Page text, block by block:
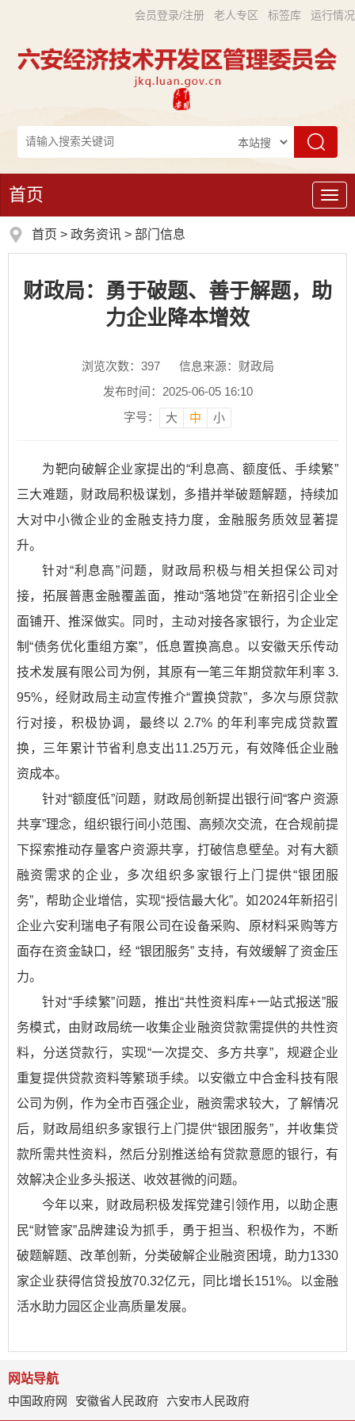
会员登录/注册 老人专区 标签库 运行情况
导
航
首页
首页 > 政务资讯 > 部门信息
财政局：勇于破题、善于解题，助
力企业降本增效
浏览次数： 397
信息来源：财政局
发布时间：2025-06-05 16:10
字号：
大 中 小
为靶向破解企业家提出的“利息高、额度低、手续繁”
三大难题，财政局积极谋划，多措并举破题解题，持续加
大对中小微企业的金融支持力度，金融服务质效显著提
升。​
针对“利息高”问题，财政局积极与相关担保公司对
接，拓展普惠金融覆盖面，推动“落地贷”在新招引企业全
面铺开、推深做实。同时，主动对接各家银行，为企业定
制“债务优化重组方案”，低息置换高息。以安徽天乐传动
技术发展有限公司为例，其原有一笔三年期贷款年利率 3.
95%，经财政局主动宣传推介“置换贷款”，多次与原贷款
行对接，积极协调，最终以 2.7% 的年利率完成贷款置
换，三年累计节省利息支出11.25万元，有效降低企业融
资成本。
针对“额度低”问题，财政局创新提出银行间“客户资源
共享”理念，组织银行间小范围、高频次交流，在合规前提
下探索推动存量客户资源共享，打破信息壁垒。对有大额
融资需求的企业，多次组织多家银行上门提供“银团服
务”，帮助企业增信，实现“授信最大化”。如2024年新招引
企业六安利瑞电子有限公司在设备采购、原材料采购等方
面存在资金缺口，经 “银团服务” 支持，有效缓解了资金压
力。
针对“手续繁”问题，推出“共性资料库+一站式报送”服
务模式，由财政局统一收集企业融资贷款需提供的共性资
料，分送贷款行，实现“一次提交、多方共享”，规避企业
重复提供贷款资料等繁琐手续。以安徽立中合金科技有限
公司为例，作为全市百强企业，融资需求较大，了解情况
后，财政局组织多家银行上门提供“银团服务”，并收集贷
款所需共性资料，然后分别推送给有贷款意愿的银行，有
效解决企业多头报送、收效甚微的问题。
今年以来，财政局积极发挥党建引领作用，以助企惠
民“财管家”品牌建设为抓手，勇于担当、积极作为，不断
破题解题、改革创新，分类破解企业融资困境，助力1330
家企业获得信贷投放70.32亿元，同比增长151%。以金融
活水助力园区企业高质量发展。
网站导航
中国政府网
安徽省人民政府 六安市人民政府